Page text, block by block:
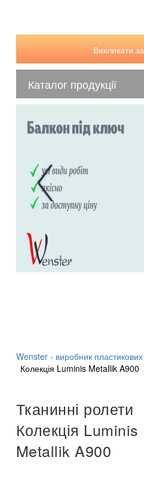
Викликати
Каталог продукції
Wenster - виробник пластикових
Колекція Luminis Metallik A900
Тканинні ролети
Колекція Luminis
Metallik A900